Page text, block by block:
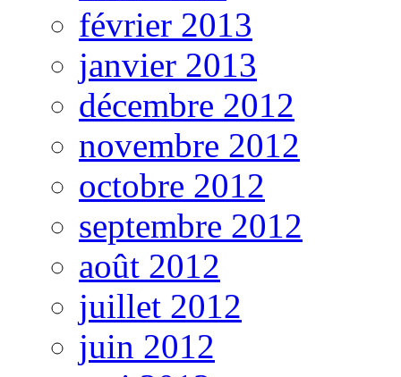
février 2013
janvier 2013
décembre 2012
novembre 2012
octobre 2012
septembre 2012
août 2012
juillet 2012
juin 2012